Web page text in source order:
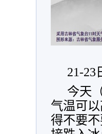
21-23
今天
气温可
得不要